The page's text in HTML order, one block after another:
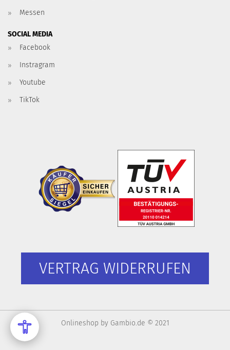
Messen
SOCIAL MEDIA
Facebook
Instragram
Youtube
TikTok
VERTRAG WIDERRUFEN
Onlineshop by Gambio.de © 2021